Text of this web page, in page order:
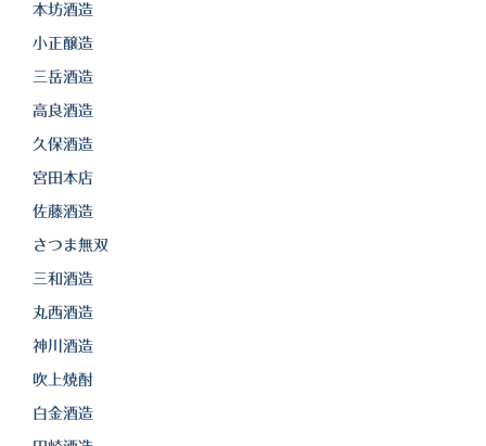
本坊酒造
小正醸造
三岳酒造
高良酒造
久保酒造
宮田本店
佐藤酒造
さつま無双
三和酒造
丸西酒造
神川酒造
吹上焼酎
白金酒造